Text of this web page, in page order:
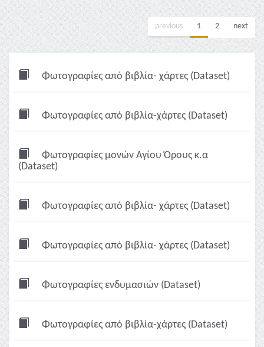
previous 1 2 next
Φωτογραφίες από βιβλία- χάρτες (Dataset)
Φωτογραφίες από βιβλία-χάρτες (Dataset)
Φωτογραφίες μονών Αγίου Όρους κ.α
(Dataset)
Φωτογραφίες από βιβλία- χάρτες (Dataset)
Φωτογραφίες από βιβλία- χάρτες (Dataset)
Φωτογραφίες ενδυμασιών (Dataset)
Φωτογραφίες από βιβλία-χάρτες (Dataset)